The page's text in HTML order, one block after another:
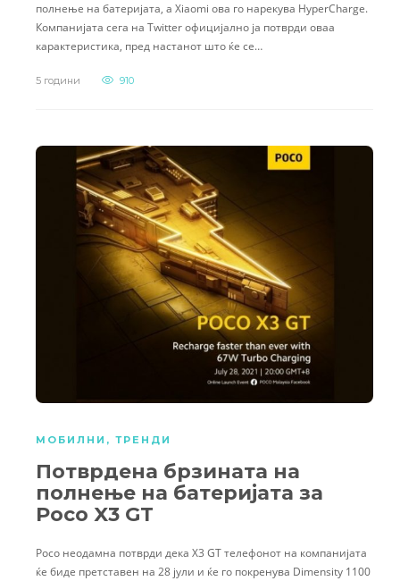
полнење на батеријата, а Xiaomi ова го нарекува HyperCharge.
Компанијата сега на Twitter официјално ја потврди оваа
карактеристика, пред настанот што ќе се…
5 години 910
МОБИЛНИ , ТРЕНДИ
Потврдена брзината на
полнење на батеријата за
Poco X3 GT
Poco неодамна потврди дека X3 GT телефонот на компанијата
ќе биде претставен на 28 јули и ќе го покренува Dimensity 1100